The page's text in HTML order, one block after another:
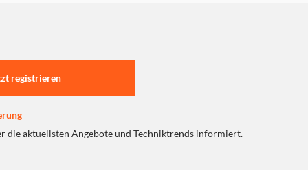
registrieren
die aktuellsten Angebote und Techniktrends informiert.